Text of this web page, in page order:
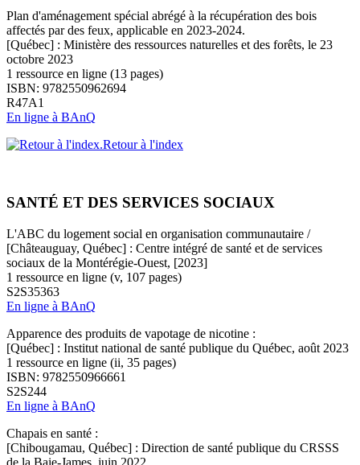
Plan d'aménagement spécial abrégé à la récupération des bois
affectés par des feux, applicable en 2023-2024.
[Québec] : Ministère des ressources naturelles et des forêts, le 23
octobre 2023
1 ressource en ligne (13 pages)
ISBN: 9782550962694
R47A1
En ligne à BAnQ
Retour à l'index
SANTÉ ET DES SERVICES SOCIAUX
L'ABC du logement social en organisation communautaire /
[Châteauguay, Québec] : Centre intégré de santé et de services
sociaux de la Montérégie-Ouest, [2023]
1 ressource en ligne (v, 107 pages)
S2S35363
En ligne à BAnQ
Apparence des produits de vapotage de nicotine :
[Québec] : Institut national de santé publique du Québec, août 2023
1 ressource en ligne (ii, 35 pages)
ISBN: 9782550966661
S2S244
En ligne à BAnQ
Chapais en santé :
[Chibougamau, Québec] : Direction de santé publique du CRSSS
de la Baie-James, juin 2022